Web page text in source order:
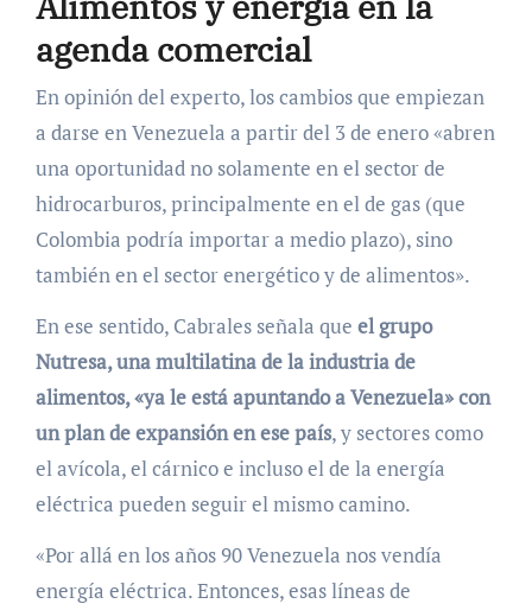
agenda comercial
En opinión del experto, los cambios que empiezan
a darse en Venezuela a partir del 3 de enero «abren
una oportunidad no solamente en el sector de
hidrocarburos, principalmente en el de gas (que
Colombia podría importar a medio plazo), sino
también en el sector energético y de alimentos».
En ese sentido, Cabrales señala que el grupo
Nutresa, una multilatina de la industria de
alimentos, «ya le está apuntando a Venezuela» con
un plan de expansión en ese país, y sectores como
el avícola, el cárnico e incluso el de la energía
eléctrica pueden seguir el mismo camino.
«Por allá en los años 90 Venezuela nos vendía
energía eléctrica. Entonces, esas líneas de